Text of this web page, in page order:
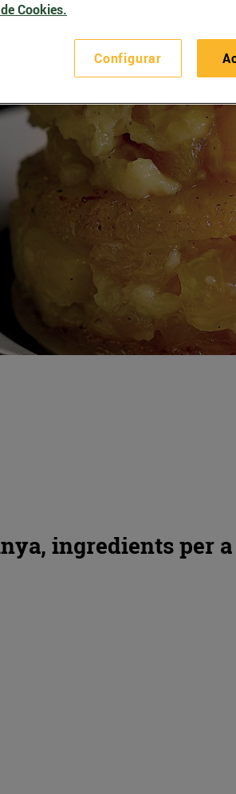
ingredients per
Cookies.
Configurar